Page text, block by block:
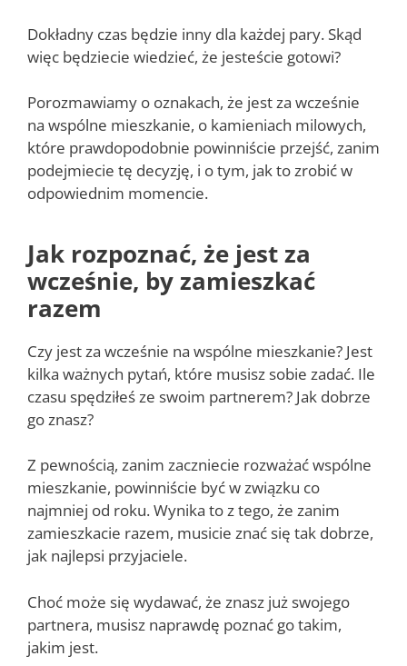
Dokładny czas będzie inny dla każdej pary. Skąd
więc będziecie wiedzieć, że jesteście gotowi?
Porozmawiamy o oznakach, że jest za wcześnie
na wspólne mieszkanie, o kamieniach milowych,
które prawdopodobnie powinniście przejść, zanim
podejmiecie tę decyzję, i o tym, jak to zrobić w
odpowiednim momencie.
Jak rozpoznać, że jest za
wcześnie, by zamieszkać
razem
Czy jest za wcześnie na wspólne mieszkanie? Jest
kilka ważnych pytań, które musisz sobie zadać. Ile
czasu spędziłeś ze swoim partnerem? Jak dobrze
go znasz?
Z pewnością, zanim zaczniecie rozważać wspólne
mieszkanie, powinniście być w związku co
najmniej od roku. Wynika to z tego, że zanim
zamieszkacie razem, musicie znać się tak dobrze,
jak najlepsi przyjaciele.
Choć może się wydawać, że znasz już swojego
partnera, musisz naprawdę poznać go takim,
jakim jest.